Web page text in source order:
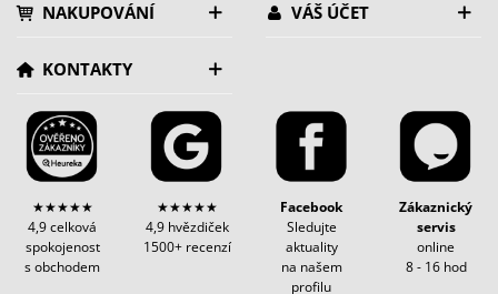
NAKUPOVÁNÍ VÁŠ ÚČET
KONTAKTY
★★★★★
4,9 celková
spokojenost
s obchodem
★★★★★
4,9 hvězdiček
1500+ recenzí
Facebook
Sledujte
aktuality
na našem
profilu
Zákaznický
servis
online
8 - 16 hod